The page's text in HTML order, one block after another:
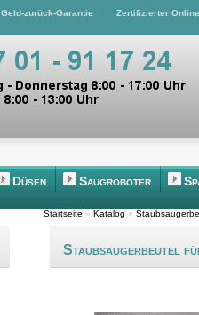
Geld-zurück-Garantie Zertifizierter
Düsen Saugroboter
Startseite » Katalog »
Staubsaugerbeutel